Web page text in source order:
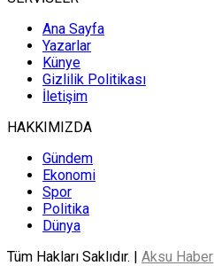
Ana Sayfa
Yazarlar
Künye
Gizlilik Politikası
İletişim
HAKKIMIZDA
Gündem
Ekonomi
Spor
Politika
Dünya
Tüm Hakları Saklıdır. | Aksu Haber